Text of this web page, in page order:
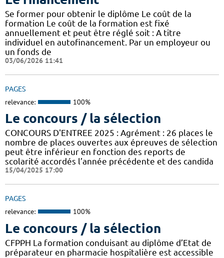
Se former pour obtenir le diplôme Le coût de la
formation Le coût de la formation est fixé
annuellement et peut être réglé soit : A titre
individuel en autofinancement. Par un employeur ou
un fonds de
03/06/2026 11:41
PAGES
relevance: 100%
Le concours / la sélection
CONCOURS D'ENTREE 2025 : Agrément : 26 places le
nombre de places ouvertes aux épreuves de sélection
peut être inférieur en fonction des reports de
scolarité accordés l’année précédente et des candida
15/04/2025 17:00
PAGES
relevance: 100%
Le concours / la sélection
CFPPH La formation conduisant au diplôme d’Etat de
préparateur en pharmacie hospitalière est accessible